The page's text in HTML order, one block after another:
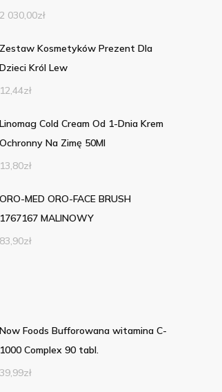
2 030,00zł
Zestaw Kosmetyków Prezent Dla
Dzieci Król Lew
12,44zł
Linomag Cold Cream Od 1-Dnia Krem
Ochronny Na Zimę 50Ml
13,80zł
ORO-MED ORO-FACE BRUSH
1767167 MALINOWY
83,90zł
Now Foods Bufforowana witamina C-
1000 Complex 90 tabl.
39,99zł